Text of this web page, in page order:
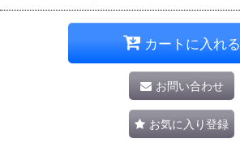
カートに入れる
お問い合わせ
お気に入り登録